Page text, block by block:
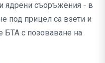
ядрени съоръжения - в
под прицел са взети и
БТА с позоваване на